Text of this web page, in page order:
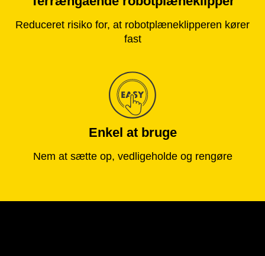
Reduceret risiko for, at robotplæneklipperen kører
fast
Enkel at bruge
Nem at sætte op, vedligeholde og rengøre